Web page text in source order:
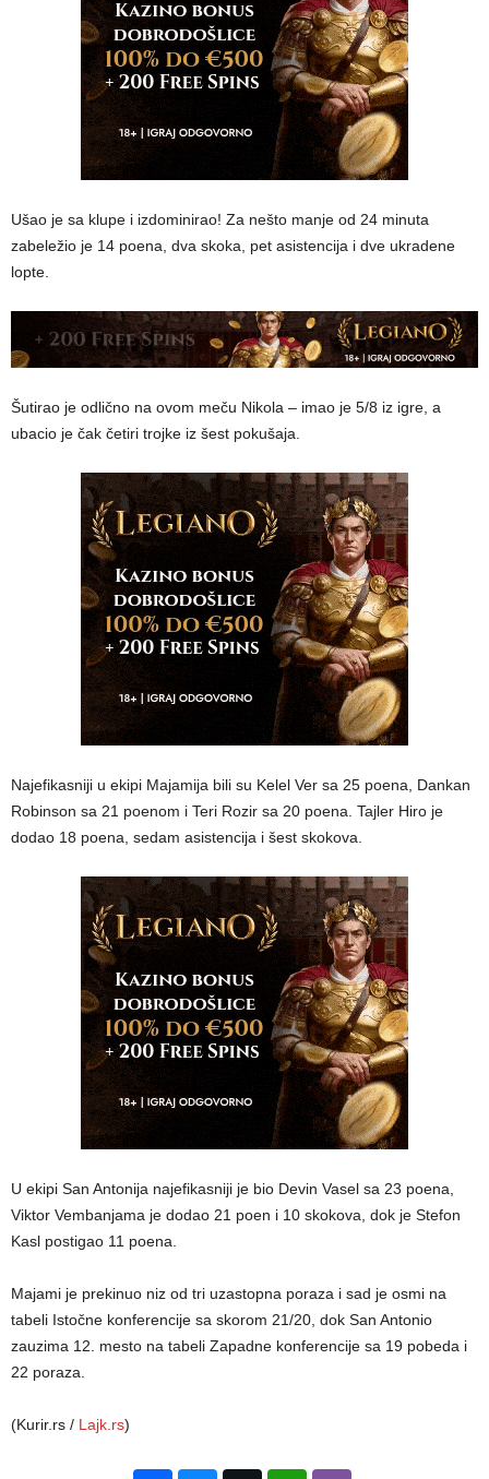
Ušao je sa klupe i izdominirao! Za nešto manje od 24 minuta
zabeležio je 14 poena, dva skoka, pet asistencija i dve ukradene
lopte.
Šutirao je odlično na ovom meču Nikola – imao je 5/8 iz igre, a
ubacio je čak četiri trojke iz šest pokušaja.
Najefikasniji u ekipi Majamija bili su Kelel Ver sa 25 poena, Dankan
Robinson sa 21 poenom i Teri Rozir sa 20 poena. Tajler Hiro je
dodao 18 poena, sedam asistencija i šest skokova.
U ekipi San Antonija najefikasniji je bio Devin Vasel sa 23 poena,
Viktor Vembanjama je dodao 21 poen i 10 skokova, dok je Stefon
Kasl postigao 11 poena.
Majami je prekinuo niz od tri uzastopna poraza i sad je osmi na
tabeli Istočne konferencije sa skorom 21/20, dok San Antonio
zauzima 12. mesto na tabeli Zapadne konferencije sa 19 pobeda i
22 poraza.
(Kurir.rs / Lajk.rs)